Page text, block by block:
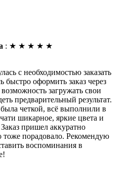
: ★ ★ ★ ★ ★
с необходимостью заказать
быстро оформить заказ через
загружать свои
предварительный результат.
четкой, всё выполнили в
шикарное, яркие цвета и
Заказ пришел аккуратно
тоже порадовало. Рекомендую
воспоминания в